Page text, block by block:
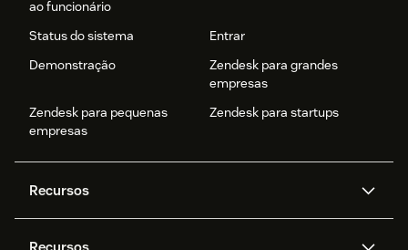
ao funcionário
Status do sistema
Entrar
Demonstração
Zendesk para grandes
empresas
Zendesk para pequenas
empresas
Zendesk para startups
Recursos